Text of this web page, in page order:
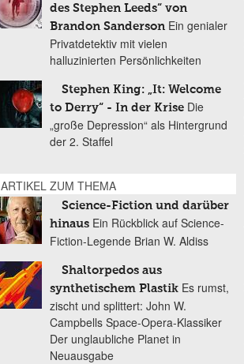
des Stephen Leeds“ von
Brandon Sanderson Ein genialer
Privatdetektiv mit vielen
halluzinierten Persönlichkeiten
Stephen King: „It: Welcome
to Derry“ - In der Krise Die
„große Depression“ als Hintergrund
der 2. Staffel
ARTIKEL ZUM THEMA
Science-Fiction und darüber
hinaus Ein Rückblick auf Science-
Fiction-Legende Brian W. Aldiss
Shaltorpedos aus
synthetischem Plastik Es rumst,
zischt und splittert: John W.
Campbells Space-Opera-Klassiker
Der unglaubliche Planet in
Neuausgabe